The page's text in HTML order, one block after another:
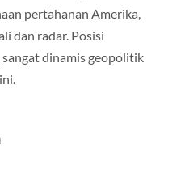
pertahanan Amerika,
dan radar. Posisi
dinamis geopolitik